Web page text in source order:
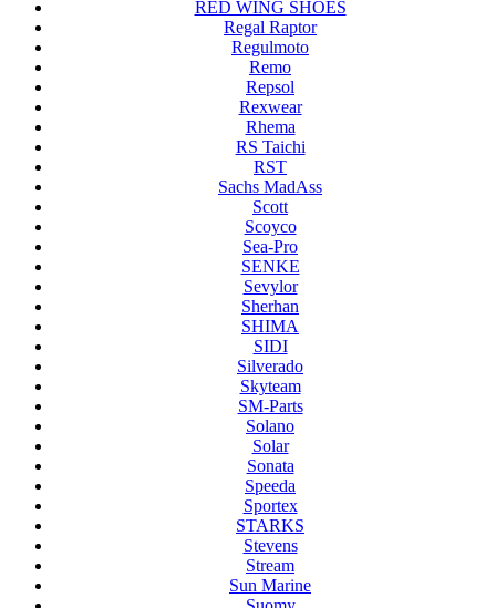
RED WING SHOES
Regal Raptor
Regulmoto
Remo
Repsol
Rexwear
Rhema
RS Taichi
RST
Sachs MadAss
Scott
Scoyco
Sea-Pro
SENKE
Sevylor
Sherhan
SHIMA
SIDI
Silverado
Skyteam
SM-Parts
Solano
Solar
Sonata
Speeda
Sportex
STARKS
Stevens
Stream
Sun Marine